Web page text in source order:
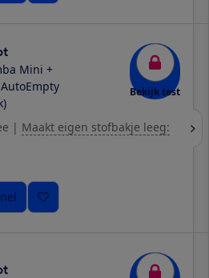
Mini +
Bekijk test
| Maakt eigen stofbakje leeg: